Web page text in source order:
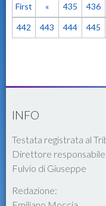
First « 435 436
442 443 444 445
INFO
Testata registrata al
Direttore
Fulvio di Giuseppe
Redazione: